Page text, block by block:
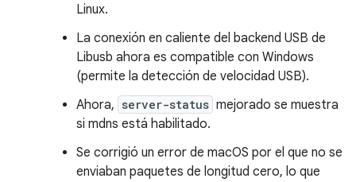
Linux.
La conexión en caliente del backend USB de
Libusb ahora es compatible con Windows
(permite la detección de velocidad USB).
Ahora, server-status mejorado se muestra
si mdns está habilitado.
Se corrigió un error de macOS por el que no se
enviaban paquetes de longitud cero, lo que